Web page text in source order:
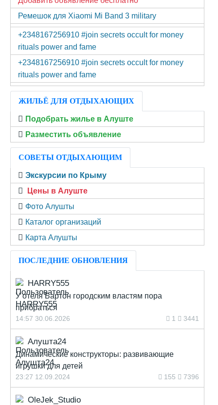
Ремешок для Xiaomi Mi Band 3 military
+2348167256910 #join secrets occult for money
rituals power and fame
+2348167256910 #join secrets occult for money
rituals power and fame
ЖИЛЬЁ ДЛЯ ОТДЫХАЮЩИХ
Подобрать жилье в Алуште
Разместить объявление
СОВЕТЫ ОТДЫХАЮЩИМ
Экскурсии по Крыму
Цены в Алуште
Фото Алушты
Каталог организаций
Карта Алушты
ПОСЛЕДНИЕ ОБНОВЛЕНИЯ
HARRY555
У отеля Бартон городским властям пора
прибраться
14:57 30.06.2026 1 3441
Алушта24
Динамические конструкторы: развивающие
игрушки для детей
23:27 12.09.2024 155 7396
OleJek_Studio